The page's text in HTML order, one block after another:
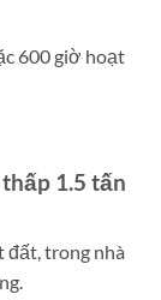
600 giờ hoạt
1.5 tấn
đất, trong nhà